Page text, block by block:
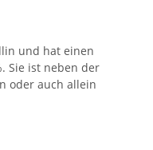
und hat einen
Sie ist neben der
oder auch allein